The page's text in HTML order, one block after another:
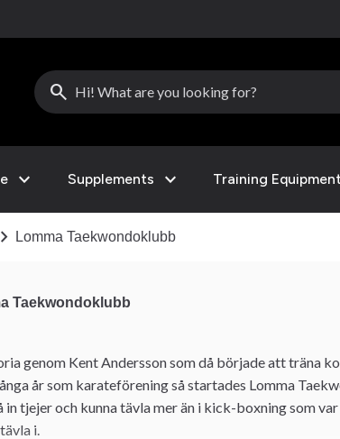
search
expand_more Supplements expand_more Training Equipment
chevron_right Lomma Taekwondoklubb
Taekwondoklubb
genom Kent Andersson som då började att träna
år som karateförening så startades Lomma
in tjejer och kunna tävla mer än i kick-boxning som
i.